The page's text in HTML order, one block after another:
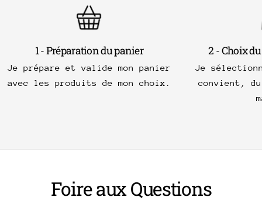
1 - Préparation du panier
Je prépare et valide mon panier
avec les produits de mon choix.
2 - Choix
Je
convient,
Foire aux Questions